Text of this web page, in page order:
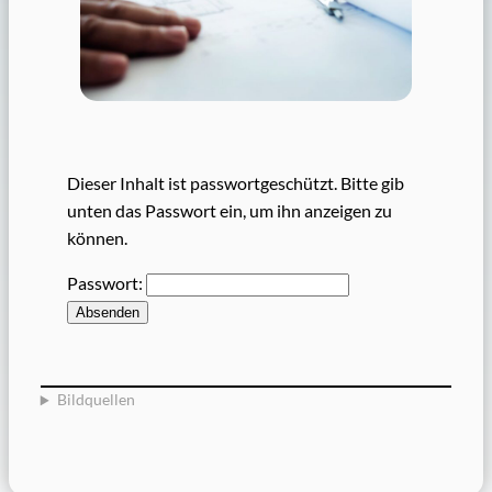
Dieser Inhalt ist passwortgeschützt. Bitte gib
unten das Passwort ein, um ihn anzeigen zu
können.
Passwort:
Bildquellen